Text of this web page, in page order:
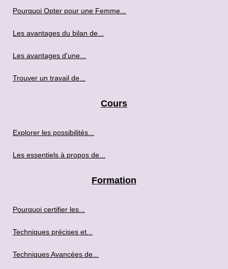
Pourquoi Opter pour une Femme...
Les avantages du bilan de...
Les avantages d'une...
Trouver un travail de...
Cours
Explorer les possibilités...
Les essentiels à propos de...
Formation
Pourquoi certifier les...
Techniques précises et...
Techniques Avancées de...